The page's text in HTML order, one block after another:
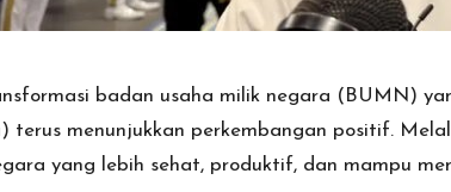
badan usaha milik negara (BUMN)
terus menunjukkan perkembangan positif.
yang lebih sehat, produktif, dan mampu